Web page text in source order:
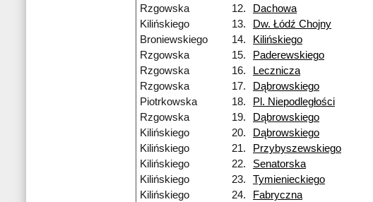
Rzgowska
12. Dachowa
Kilińskiego
13. Dw. Łódź Chojny
Broniewskiego
14. Kilińskiego
Rzgowska
15. Paderewskiego
Rzgowska
16. Lecznicza
Rzgowska
17. Dąbrowskiego
Piotrkowska
18. Pl. Niepodległości
Rzgowska
19. Dąbrowskiego
Kilińskiego
20. Dąbrowskiego
Kilińskiego
21. Przybyszewskiego
Kilińskiego
22. Senatorska
Kilińskiego
23. Tymienieckiego
Kilińskiego
24. Fabryczna